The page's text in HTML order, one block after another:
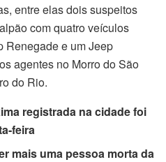
entre elas dois suspeitos
com quatro veículos
Renegade e um Jeep
agentes no Morro do São
do Rio.
registrada na cidade foi
feira
mais uma pessoa morta da